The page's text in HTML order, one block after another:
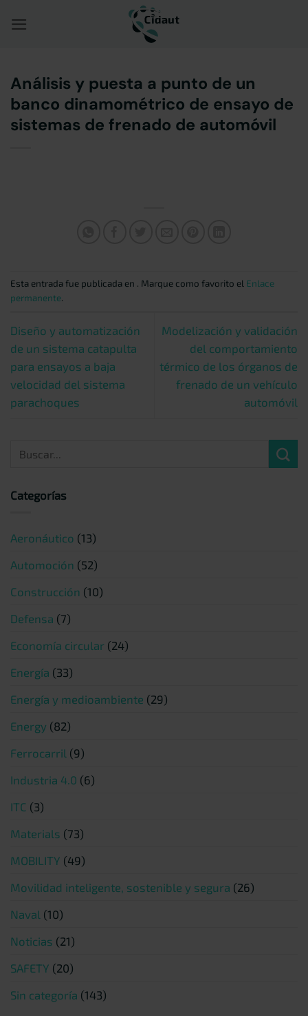
Análisis y puesta a punto de un
banco dinamométrico de ensayo de
sistemas de frenado de automóvil
Esta entrada fue publicada en . Marque como favorito el Enlace
permanente.
Diseño y automatización
de un sistema catapulta
para ensayos a baja
velocidad del sistema
parachoques
Modelización y validación
del comportamiento
térmico de los órganos de
frenado de un vehículo
automóvil
Categorías
Aeronáutico (13)
Automoción (52)
Construcción (10)
Defensa (7)
Economía circular (24)
Energía (33)
Energía y medioambiente (29)
Energy (82)
Ferrocarril (9)
Industria 4.0 (6)
ITC (3)
Materials (73)
MOBILITY (49)
Movilidad inteligente, sostenible y segura (26)
Naval (10)
Noticias (21)
SAFETY (20)
Sin categoría (143)